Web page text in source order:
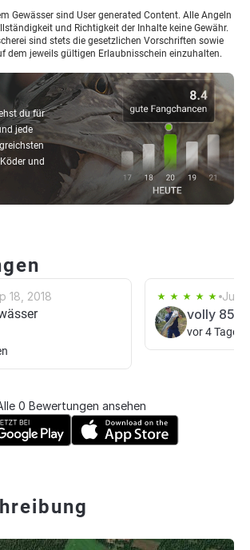
du für
jede
und
Gewässer sind User generated Content. Alle Angeln
und Richtigkeit der Inhalte keine Gewähr.
sind stets die gesetzlichen Vorschriften sowie
dem jeweils gültigen Erlaubnisschein einzuhalten.
18, 2018 Jul
volly 85
vor 4 Tagen
0 Bewertungen ansehen